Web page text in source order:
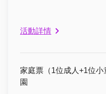
活動詳情
家庭票（1位成人+1位
園